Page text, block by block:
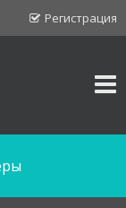
Регистрация